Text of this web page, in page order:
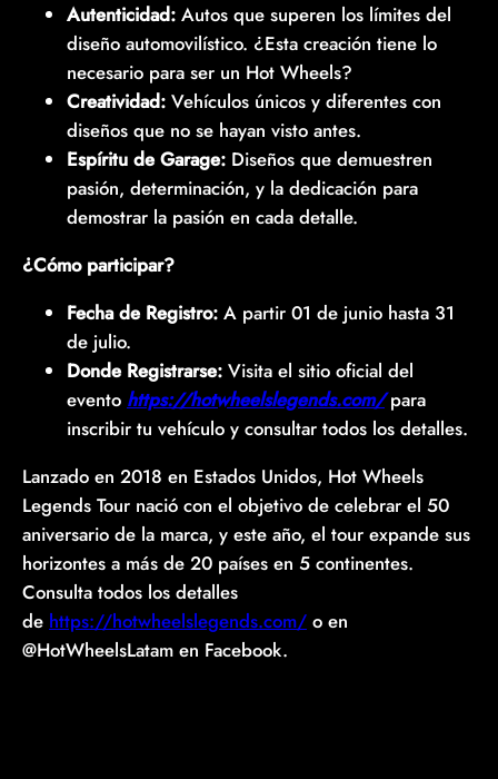
Autenticidad: Autos que superen los límites del
diseño automovilístico. ¿Esta creación tiene lo
necesario para ser un Hot Wheels?
Creatividad: Vehículos únicos y diferentes con
diseños que no se hayan visto antes.
Espíritu de Garage: Diseños que demuestren
pasión, determinación, y la dedicación para
demostrar la pasión en cada detalle.
¿Cómo participar?
Fecha de Registro: A partir 01 de junio hasta 31
de julio.
Donde Registrarse: Visita el sitio oficial del
evento https://hotwheelslegends.com/para
inscribir tu vehículo y consultar todos los detalles.
Lanzado en 2018 en Estados Unidos, Hot Wheels
Legends Tour nació con el objetivo de celebrar el 50
aniversario de la marca, y este año, el tour expande sus
horizontes a más de 20 países en 5 continentes.
Consulta todos los detalles
de https://hotwheelslegends.com/ o en
@HotWheelsLatam en Facebook.